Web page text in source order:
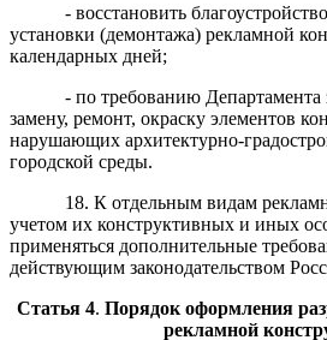
- восстановить
установки (демонтажа) рекламной
календарных дней;
- по требованию Департамента
замену, ремонт, окраску элементов
нарушающих архитектурно-
городской среды.
18. К отдельным видам
учетом их конструктивных и иных
применяться дополнительные
действующим законодательством
Статья 4. Порядок оформления
рекламной